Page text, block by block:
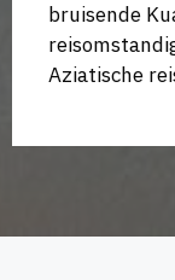
bruisende
Aziatische